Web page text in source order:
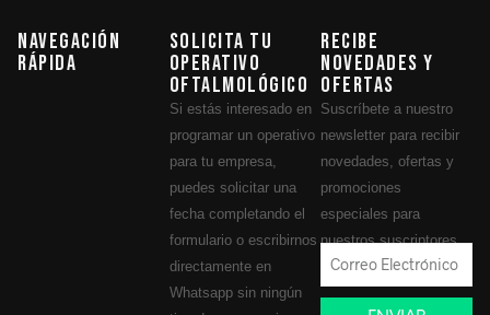
Navegación
Rápida
Solicita tu
operativo
oftalmológico
Si estás interesado en
programar un operativo
para tu empresa,
puedes solicitar una
fecha completando el
formulario o escribirnos
directamente en
Whatsapp sin ningún
Recibe
novedades y
ofertas
Suscríbete a nuestro
newsletter para recibir
novedades, ofertas y
promociones
especiales para
nuestros suscriptores.